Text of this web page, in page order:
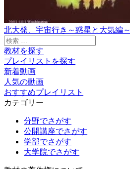
北大発、宇宙行き～惑星と大気編～
検
索:
教材を探す
プレイリストを探す
新着動画
人気の動画
おすすめプレイリスト
カテゴリー
分野でさがす
公開講座でさがす
学部でさがす
大学院でさがす